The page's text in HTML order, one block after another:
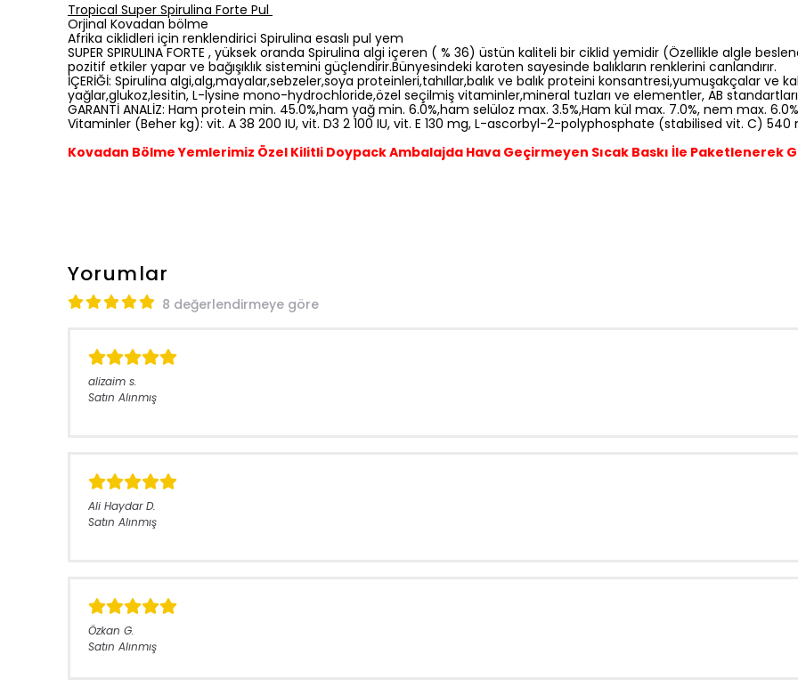
Tropical Super Spirulina Forte Pul
Orjinal Kovadan bölme
Afrika ciklidleri için renklendirici Spirulina esaslı pul yem
SUPER SPIRULINA FORTE , yüksek oranda Spirulina algi içeren ( % 36) üstün kaliteli bir ciklid yemidir (Özellikle algle
pozitif etkiler yapar ve bağışıklık sistemini güçlendirir.Bünyesindeki karoten sayesinde balıkların renklerini canlandırır.
İÇERİĞİ: Spirulina algi,alg,mayalar,sebzeler,soya proteinleri,tahıllar,balık ve balık proteini konsantresi,yumuşakçalar ve
yağlar,glukoz,lesitin, L-lysine mono-hydrochloride,özel seçilmiş vitaminler,mineral tuzları ve elementler, AB
GARANTİ ANALİZ: Ham protein min. 45.0%,ham yağ min. 6.0%,ham selüloz max. 3.5%,Ham kül max. 7.0%, nem max.
Vitaminler (Beher kg): vit. A 38 200 IU, vit. D3 2 100 IU, vit. E 130 mg, L-ascorbyl-2-polyphosphate (stabilised vit. C)
Kovadan Bölme Yemlerimiz Özel Kilitli Doypack Ambalajda Hava Geçirmeyen Sıcak Baskı İle Paketlenerek
Yorumlar
8 değerlendirmeye göre
alizaim s.
Satın Alınmış
Ali Haydar D.
Satın Alınmış
Özkan G.
Satın Alınmış